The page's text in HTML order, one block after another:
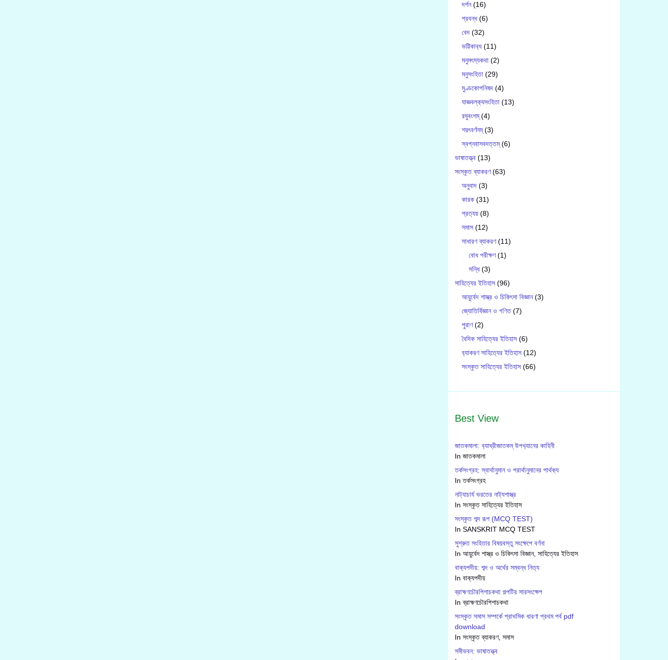
দর্শন(16)
প্রবন্ধ(6)
বেদ (32)
ভট্টিকাব‍্য (11)
মনুমৎস্যকথা (2)
মনুসংহিতা (29)
মুণ্ডকোপনিষদ (4)
যাজ্ঞবল্ক‍্যসংহিতা (13)
রঘুবংশম্(4)
শরৎবর্ণনম্(3)
স্বপ্নবাসবদত্তম্(6)
ভাষাতত্ত্ব (13)
সংস্কৃত ব্যাকরণ(63)
অনুবাদ (3)
কারক (31)
প্রত্যয় (8)
সমাস (12)
সাধারণ ব্যাকরণ(11)
বোধ পরীক্ষণ(1)
সন্ধি(3)
সাহিত্যের ইতিহাস (96)
আয়ুর্বেদ শাস্ত্র ও চিকিৎসা বিজ্ঞান(3)
জ্যোতির্বিজ্ঞান ও গণিত(7)
পুরাণ(2)
বৈদিক সাহিত্যের ইতিহাস (6)
ব‍্যাকরণ সাহিত‍্যের ইতিহাস (12)
সংস্কৃত সাহিত্যের ইতিহাস (66)
Best View
জাতকমালা: ব‍্যাঘ্রীজাতকম্ উপখ‍্যানের কাহিনী
In জাতকমালা
তর্কসংগ্রহ: স্বার্থানুমান ও পরার্থানুমানের পার্থক‍্য
In তর্কসংগ্রহ
নাট‍্যাচার্য ভরতের নাট‍্যশাস্ত্র
In সংস্কৃত সাহিত্যের ইতিহাস
সংস্কৃত শব্দ রূপ (MCQ TEST)
In SANSKRIT MCQ TEST
সুশ্রুত সংহিতার বিষয়বস্তু সংক্ষেপে বর্ণনা
In আয়ুর্বেদ শাস্ত্র ও চিকিৎসা বিজ্ঞান, সাহিত্যের ইতিহাস
বাক‍্যপদীয়: শব্দ ও অর্থের সম্বন্ধ নিত‍্য
In বাক‍্যপদীয়
ব্রাহ্মণচৌরপিশাচকথা গল্পটির সারসংক্ষেপ
In ব্রাহ্মণচৌরপিশাচকথা
সংস্কৃত সমাস সম্পর্কে প্রাথমিক ধারণা প্রথম পর্ব pdf
download
In সংস্কৃত ব্যাকরণ, সমাস
সমীভবন: ভাষাতত্ত্ব